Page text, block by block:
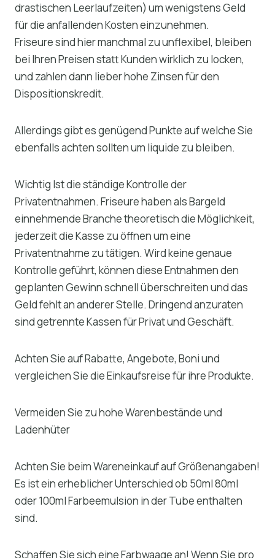
drastischen Leerlaufzeiten) um wenigstens Geld
für die anfallenden Kosten einzunehmen.
Friseure sind hier manchmal zu unflexibel, bleiben
bei Ihren Preisen statt Kunden wirklich zu locken,
und zahlen dann lieber hohe Zinsen für den
Dispositionskredit.
Allerdings gibt es genügend Punkte auf welche Sie
ebenfalls achten sollten um liquide zu bleiben.
Wichtig Ist die ständige Kontrolle der
Privatentnahmen. Friseure haben als Bargeld
einnehmende Branche theoretisch die Möglichkeit,
jederzeit die Kasse zu öffnen um eine
Privatentnahme zu tätigen. Wird keine genaue
Kontrolle geführt, können diese Entnahmen den
geplanten Gewinn schnell überschreiten und das
Geld fehlt an anderer Stelle. Dringend anzuraten
sind getrennte Kassen für Privat und Geschäft.
Achten Sie auf Rabatte, Angebote, Boni und
vergleichen Sie die Einkaufsreise für ihre Produkte.
Vermeiden Sie zu hohe Warenbestände und
Ladenhüter
Achten Sie beim Wareneinkauf auf Größenangaben!
Es ist ein erheblicher Unterschied ob 50ml 80ml
oder 100ml Farbeemulsion in der Tube enthalten
sind.
Schaffen Sie sich eine Farbwaage an! Wenn Sie pro